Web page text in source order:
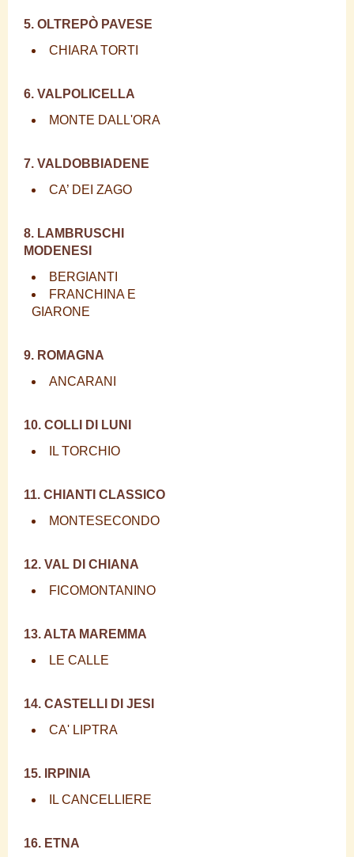
5. OLTREPÒ PAVESE
CHIARA TORTI
6. VALPOLICELLA
MONTE DALL'ORA
7. VALDOBBIADENE
CA’ DEI ZAGO
8. LAMBRUSCHI
MODENESI
BERGIANTI
FRANCHINA E
GIARONE
9. ROMAGNA
ANCARANI
10. COLLI DI LUNI
IL TORCHIO
11. CHIANTI CLASSICO
MONTESECONDO
12. VAL DI CHIANA
FICOMONTANINO
13. ALTA MAREMMA
LE CALLE
14. CASTELLI DI JESI
CA' LIPTRA
15. IRPINIA
IL CANCELLIERE
16. ETNA